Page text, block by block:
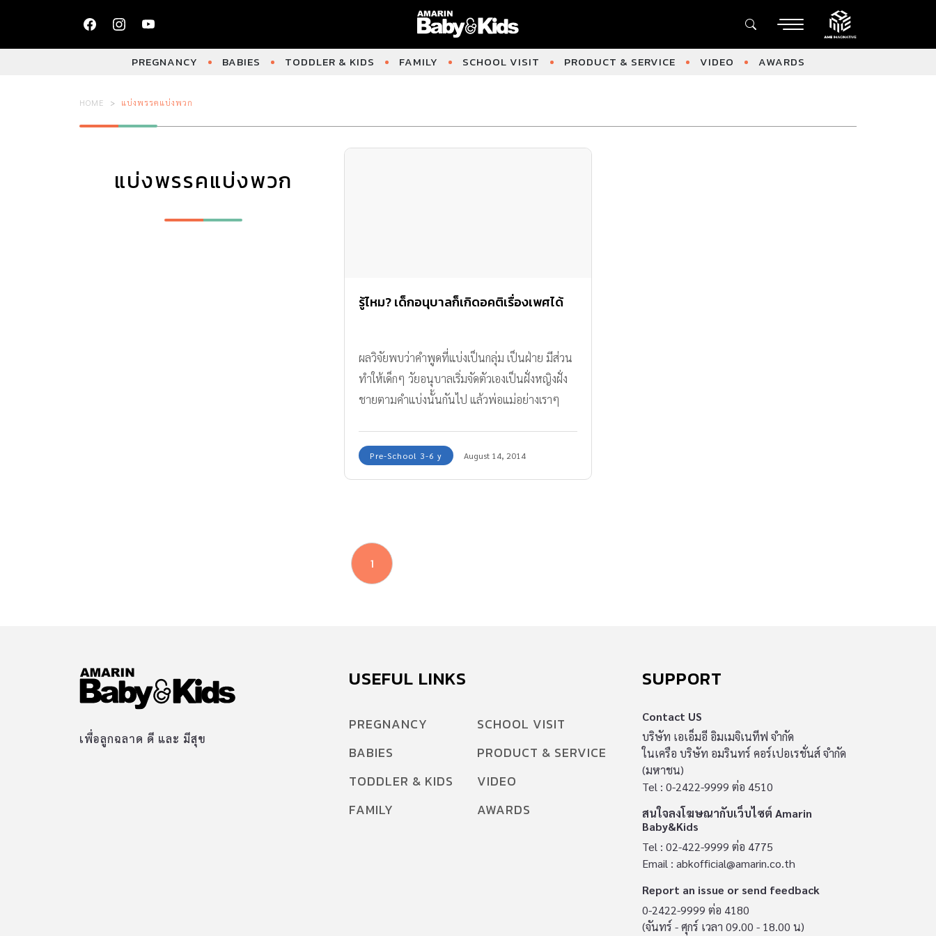
PREGNANCY BABIES TODDLER & KIDS FAMILY SCHOOL VISIT PRODUCT & SERVICE VIDEO AWARDS
HOME แบ่งพรรคแบ่งพวก
แบ่งพรรคแบ่งพวก
รู้ไหม? เด็กอนุบาลก็เกิดอคติเรื่องเพศได้
ผลวิจัยพบว่าคำพูดที่แบ่งเป็นกลุ่ม เป็นฝ่าย มีส่วน
ทำให้เด็กๆ วัยอนุบาลเริ่มจัดตัวเองเป็นฝั่งหญิงฝั่ง
ชายตามคำแบ่งนั้นกันไป แล้วพ่อแม่อย่างเราๆ
Pre-School 3-6 y August 14, 2014
1
เพื่อลูกฉลาด ดี และ มีสุข
USEFUL LINKS
PREGNANCY
BABIES
TODDLER & KIDS
FAMILY
SCHOOL VISIT
PRODUCT & SERVICE
VIDEO
AWARDS
SUPPORT
Contact US
บริษัท เอเอ็มอี อิมเมจิเนทีฟ จำกัด
ในเครือ บริษัท อมรินทร์ คอร์เปอเรชั่นส์ จำกัด
(มหาชน)
Tel : 0-2422-9999 ต่อ 4510
สนใจลงโฆษณากับเว็บไซต์ Amarin
Baby&Kids
Tel : 02-422-9999 ต่อ 4775
Email : abkofficial@amarin.co.th
Report an issue or send feedback
0-2422-9999 ต่อ 4180
(จันทร์ - ศุกร์ เวลา 09.00 - 18.00 น)